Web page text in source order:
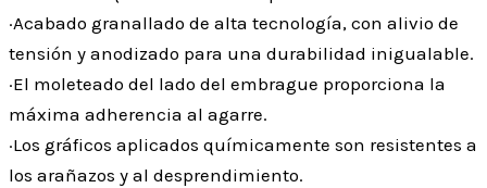
·Acabado granallado de alta tecnología, con alivio de
tensión y anodizado para una durabilidad inigualable.
·El moleteado del lado del embrague proporciona la
máxima adherencia al agarre.
·Los gráficos aplicados químicamente son resistentes a
los arañazos y al desprendimiento.